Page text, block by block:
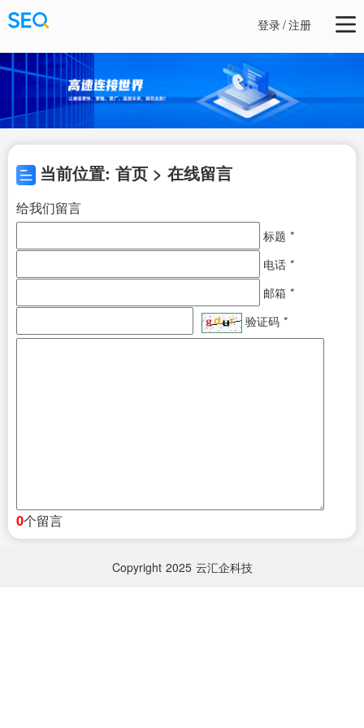
登录/注册
当前位置: 首页 > 在线留言
给我们留言
标题 *
电话 *
邮箱 *
验证码 *
0个留言
Copyright 2025 云汇企科技